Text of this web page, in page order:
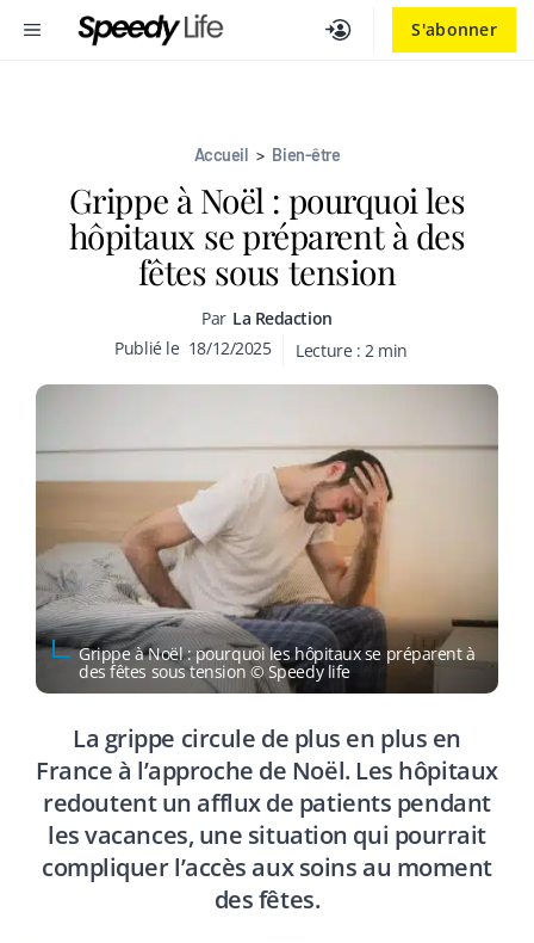
S'abonner
MENU
Accueil > Bien-être
Grippe à Noël : pourquoi les
hôpitaux se préparent à des
fêtes sous tension
Par La Redaction
Publié le 18/12/2025 Lecture : 2 min
Grippe à Noël : pourquoi les hôpitaux se préparent à
des fêtes sous tension © Speedy life
La grippe circule de plus en plus en
France à l’approche de Noël. Les hôpitaux
redoutent un afflux de patients pendant
les vacances, une situation qui pourrait
compliquer l’accès aux soins au moment
des fêtes.